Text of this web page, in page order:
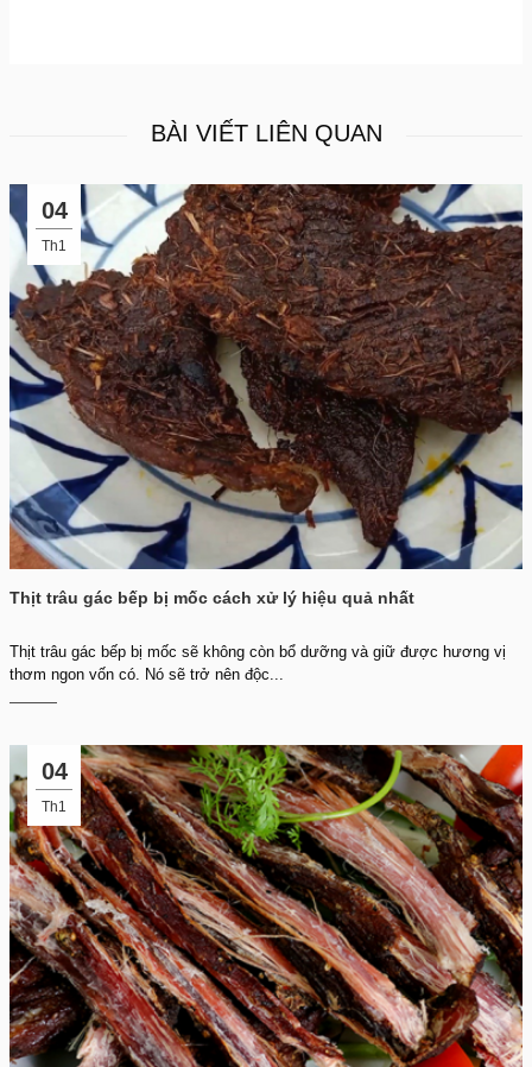
BÀI VIẾT LIÊN QUAN
04
Th1
Thịt trâu gác bếp bị mốc cách xử lý hiệu quả nhất
Thịt trâu gác bếp bị mốc sẽ không còn bổ dưỡng và giữ được hương vị
thơm ngon vốn có. Nó sẽ trở nên độc...
04
Th1